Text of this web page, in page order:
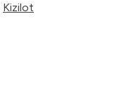
Kizilot